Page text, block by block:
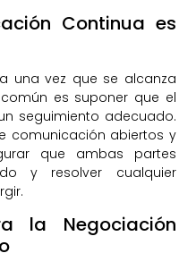
Continua es
una vez que se alcanza
es suponer que el
seguimiento adecuado.
comunicación abiertos y
que ambas partes
y resolver cualquier
la Negociación